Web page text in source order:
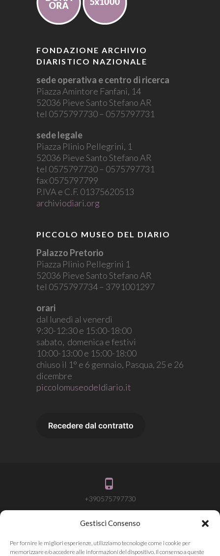
Gestisci Consenso
Per fornire le migliori esperienze, utilizziamo tecnologie come i cookie per
memorizzare e/o accedere alle informazioni del dispositivo. Il consenso a queste
FONDAZIONE ARCHIVIO
DIARISTICO NAZIONALE
sede operativa e centro di ricerca
Piazza Amintore Fanfani, 14
52036 Pieve Santo Stefano AR
tel 0575797730 – 0575797731
sede legale
Piazza Plinio Pellegrini, 1
52036 Pieve Santo Stefano AR
tel 0575797730 – 0575797731
fax 0575797799
P.IVA e C.F. 01375620513
archiviodiari.org
PICCOLO MUSEO DEL DIARIO
Palazzo Pretorio
Piazza Plinio Pellegrini 1
52036 Pieve Santo Stefano AR
tel 0575797734 – 3791001297
orari
dal lunedì al venerdì
9:30-12:30 e 15:00-18:00
sabato, domenica e festivi
10:00-13:00 e 15:00-18:00
chiuso il 1° e 6 gennaio, Pasqua, 25 e 26
dicembre
piccolomuseodeldiario.it
+390575797730